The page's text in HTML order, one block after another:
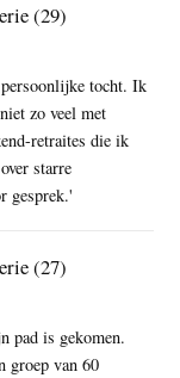
(29)
tocht. Ik
zo veel met
retraites die ik
starre
gesprek.'
(27)
pad is gekomen.
groep van 60